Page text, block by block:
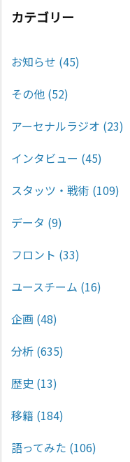
カテゴリー
お知らせ (45)
その他 (52)
アーセナルラジオ (23)
インタビュー (45)
スタッツ・戦術 (109)
データ (9)
フロント (33)
ユースチーム (16)
企画 (48)
分析 (635)
歴史 (13)
移籍 (184)
語ってみた (106)